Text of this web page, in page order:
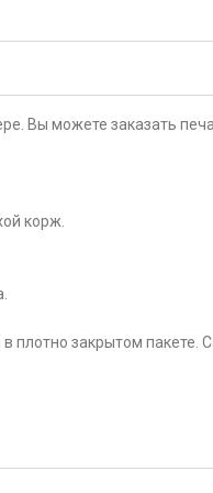
Вы можете заказать
корж.
закрытом пакете.